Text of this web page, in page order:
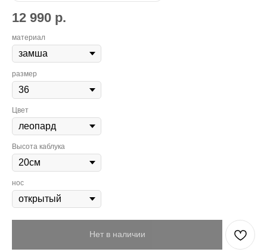
Привет! Дарим тебе -10% на первую
покупку! Подпишись на нашу рассылку
12 990 р.
материал
размер
Цвет
Высота каблука
нос
Нет в наличии